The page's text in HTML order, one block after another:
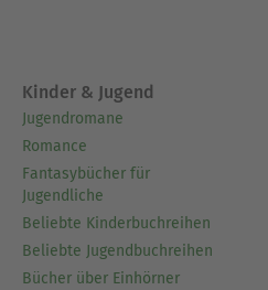
Kinder & Jugend
Jugendromane
Romance
Fantasybücher für
Jugendliche
Beliebte Kinderbuchreihen
Beliebte Jugendbuchreihen
Bücher über Einhörner